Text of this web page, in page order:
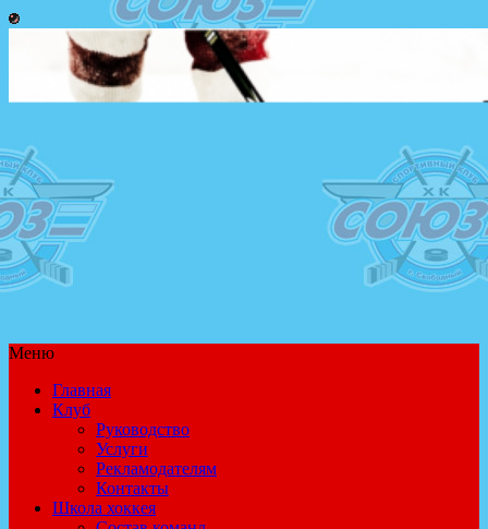
Меню
Главная
Клуб
Руководство
Услуги
Рекламодателям
Контакты
Школа хоккея